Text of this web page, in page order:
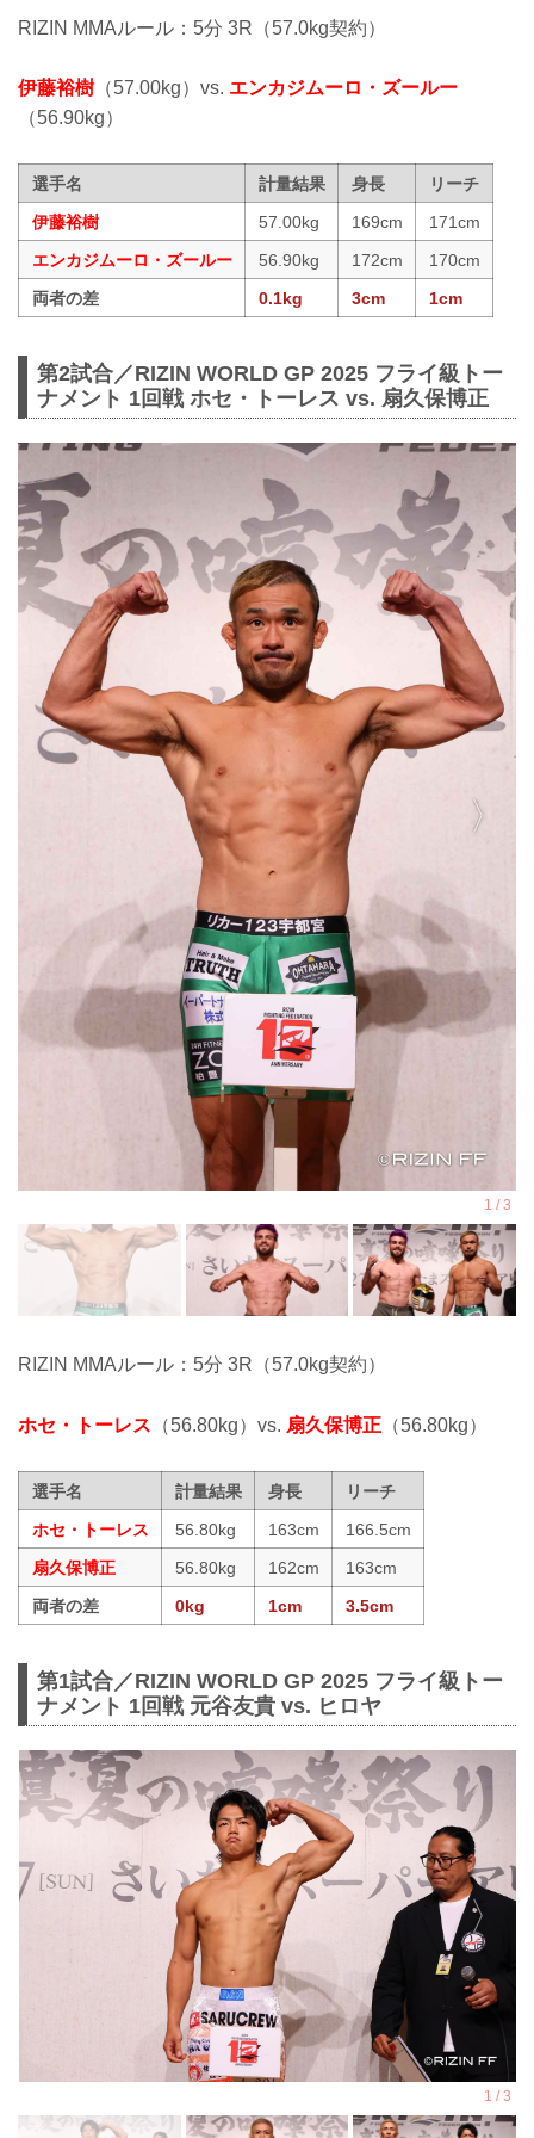
RIZIN MMAルール：5分 3R（57.0kg契約）
伊藤裕樹 （57.00kg）vs. エンカジムーロ・ズールー
（56.90kg）
選手名 計量結果 身長
リーチ
伊藤裕樹
57.00kg 169cm
171cm
エンカジムーロ・ズールー
56.90kg 172cm
170cm
両者の差
0.1kg 3cm 1cm
第2試合／RIZIN WORLD GP 2025 フライ級トー
ナメント 1回戦 ホセ・トーレス vs. 扇久保博正
RIZIN MMAルール：5分 3R（57.0kg契約）
ホセ・トーレス （56.80kg）vs. 扇久保博正 （56.80kg）
選手名 計量結果 身長
リーチ
ホセ・トーレス
56.80kg 163cm
166.5cm
扇久保博正
56.80kg 162cm
163cm
両者の差
0kg 1cm 3.5cm
第1試合／RIZIN WORLD GP 2025 フライ級トー
ナメント 1回戦 元谷友貴 vs. ヒロヤ